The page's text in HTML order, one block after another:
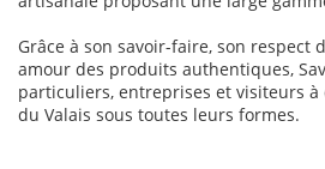
Grâce à son savoir-faire, son respect
amour des produits authentiques,
particuliers, entreprises et visiteurs à
du Valais sous toutes leurs formes.